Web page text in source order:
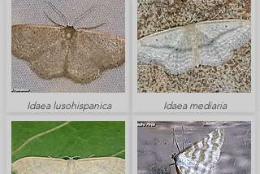
Idaea lusohispanica Idaea mediaria